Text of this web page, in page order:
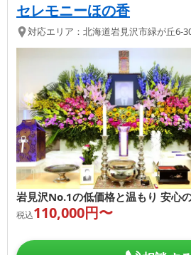
セレモニーほの香
対応エリア： 北海道岩見沢市緑が丘6-
岩見沢No.1の低価格と温もり 安心
税込110,000円〜